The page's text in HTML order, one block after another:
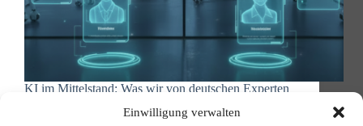
Einwilligung verwalten
KI im Mittelstand: Was wir von deutschen Experten
Geschäftsführer 4Green Communications und